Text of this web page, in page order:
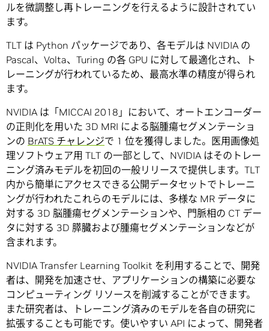
ルを微調整し再トレーニングを行えるように設計されてい
ます。
TLT は Python パッケージであり、各モデルは NVIDIA の
Pascal、Volta、Turing の各 GPU に対して最適化され、ト
レーニングが行われているため、最高水準の精度が得られ
ます。
NVIDIA は「MICCAI 2018」において、オートエンコーダー
の正則化を用いた 3D MRI による脳腫瘍セグメンテーショ
ンの BrATS チャレンジで 1 位を獲得しました。医用画像処
理ソフトウェア用 TLT の一部として、NVIDIA はそのトレー
ニング済みモデルを初回の一般リリースで提供します。TLT
内から簡単にアクセスできる公開データセットでトレーニ
ングが行われたこれらのモデルには、多様な MR データに
対する 3D 脳腫瘍セグメンテーションや、門脈相の CT デー
タに対する 3D 膵臓および腫瘍セグメンテーションなどが
含まれます。
NVIDIA Transfer Learning Toolkit を利用することで、開発
者は、開発を加速させ、アプリケーションの構築に必要な
コンピューティング リソースを削減することができます。
また研究者は、トレーニング済みのモデルを各自の研究に
拡張することも可能です。使いやすい API によって、開発者